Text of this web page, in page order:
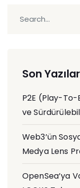
Son Yazılar
P2E (Play-
ve
Web3’ün
Medya Lens
OpenSea’ya